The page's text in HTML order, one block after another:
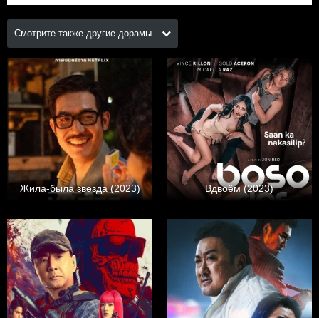
Смотрите также другие дорамы
Жила-была звезда (2023) Вдвоём (2023)